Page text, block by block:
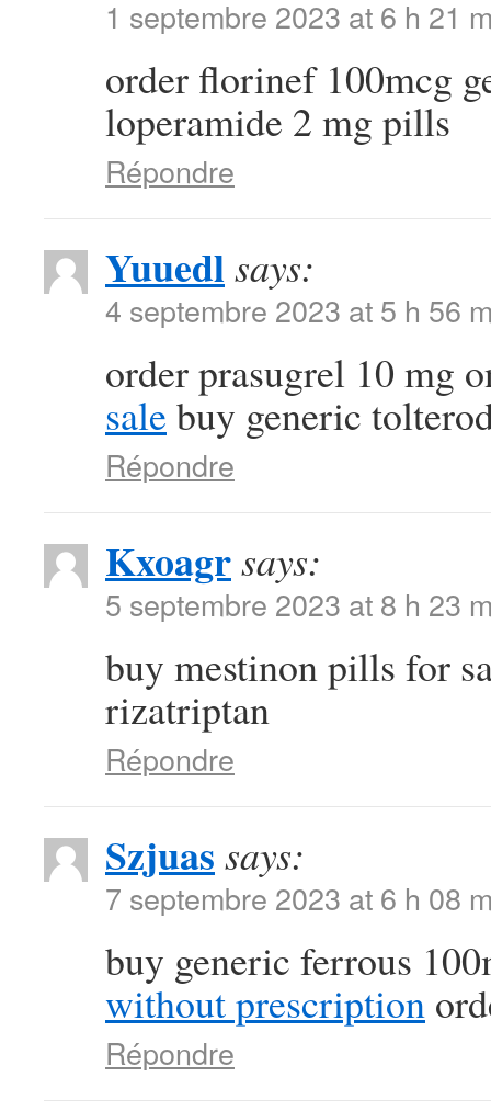
1 septembre 2023 at 6 h 21
order florinef 100mcg
loperamide 2 mg pills
Répondre
Yuuedlsays:
4 septembre 2023 at 5 h 56
order prasugrel 10 mg
sale buy generic
Répondre
Kxoagrsays:
5 septembre 2023 at 8 h 23
buy mestinon pills for
rizatriptan
Répondre
Szjuas says:
7 septembre 2023 at 6 h 08
buy generic ferrous
without prescription
Répondre